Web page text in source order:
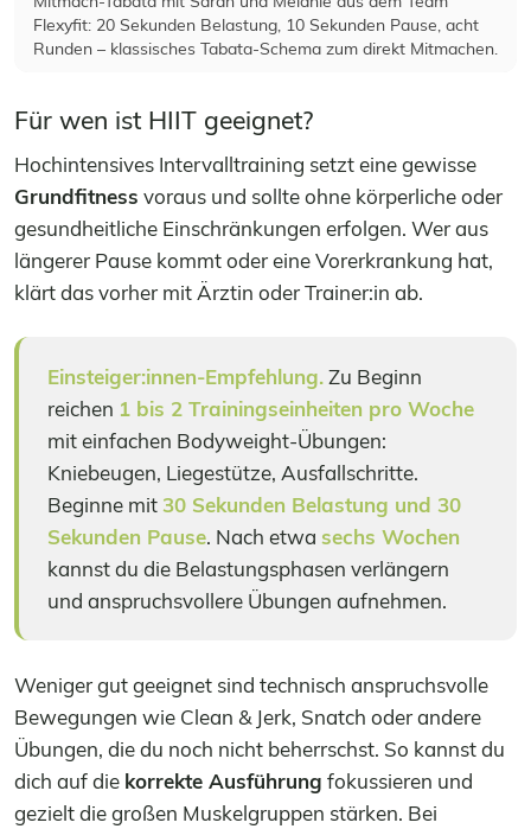
Flexyfit: 20 Sekunden Belastung, 10 Sekunden Pause, acht
Runden – klassisches Tabata-Schema zum direkt Mitmachen.
Für wen ist HIIT geeignet?
Hochintensives Intervalltraining setzt eine gewisse
Grundfitness voraus und sollte ohne körperliche oder
gesundheitliche Einschränkungen erfolgen. Wer aus
längerer Pause kommt oder eine Vorerkrankung hat,
klärt das vorher mit Ärztin oder Trainer:in ab.
Einsteiger:innen-Empfehlung.Zu Beginn
reichen 1 bis 2 Trainingseinheiten pro Woche
mit einfachen Bodyweight-Übungen:
Kniebeugen, Liegestütze, Ausfallschritte.
Beginne mit30 Sekunden Belastung und 30
Sekunden Pause. Nach etwa sechs Wochen
kannst du die Belastungsphasen verlängern
und anspruchsvollere Übungen aufnehmen.
Weniger gut geeignet sind technisch anspruchsvolle
Bewegungen wie Clean & Jerk, Snatch oder andere
Übungen, die du noch nicht beherrschst. So kannst du
dich auf die korrekte Ausführung fokussieren und
gezielt die großen Muskelgruppen stärken. Bei